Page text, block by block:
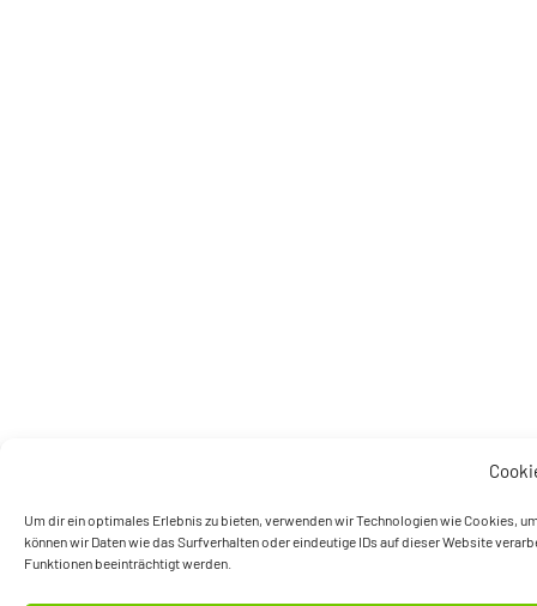
Um dir ein optimales Erlebnis zu bieten, verwenden wir Technologien wie Cookies,
können wir Daten wie das Surfverhalten oder eindeutige IDs auf dieser Website
Funktionen beeinträchtigt werden.